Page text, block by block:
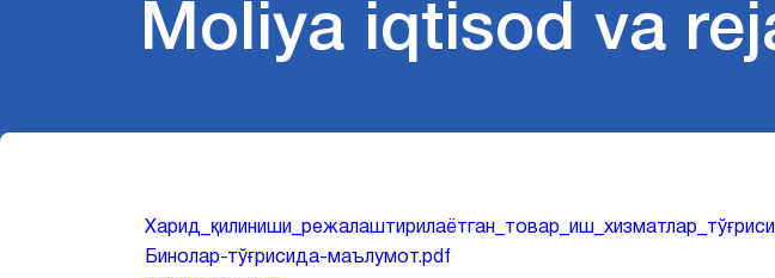
Moliya iqtisod va
Бинолар-тўғрисида-маълумот.pdf